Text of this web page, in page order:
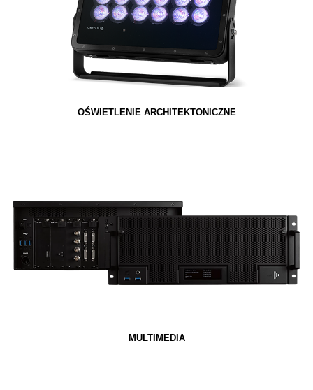
OŚWIETLENIE ARCHITEKTONICZNE
MULTIMEDIA